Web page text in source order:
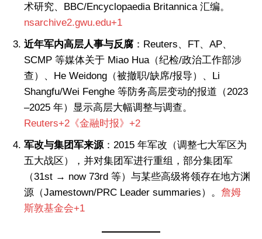
术研究、BBC/Encyclopaedia Britannica 汇编。
nsarchive2.gwu.edu+1
近年军内高层人事与反腐 ：Reuters、FT、AP、
SCMP 等媒体关于 Miao Hua（纪检/政治工作部涉
查）、He Weidong（被撤职/缺席/报导）、Li
Shangfu/Wei Fenghe 等防务高层变动的报道（2023
–2025 年）显示高层大幅调整与调查。
Reuters+2《金融时报》+2
军改与集团军来源：2015 年军改（调整七大军区为
五大战区），并对集团军进行重组，部分集团军
（31st → now 73rd 等）与某些高级将领存在地方渊
源（Jamestown/PRC Leader summaries）。 詹姆
斯敦基金会+1